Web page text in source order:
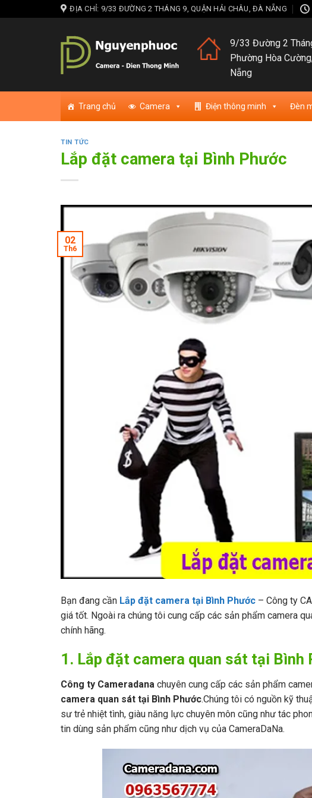
to
ĐỊA CHỈ: 9/33 ĐƯỜNG 2 THÁNG 9, QUẬN HẢI CHÂU, ĐÀ NẴNG
9/33 Đường 2
Phường Hòa
Nẵng
Trang chủ Camera Điện thông minh Đèn
TIN TỨC
Lắp đặt camera tại Bình Phước
02
Th6
Bạn đang cần Lắp đặt camera tại Bình Phước – Công ty
giá tốt. Ngoài ra chúng tôi cung cấp các sản phẩm camera
chính hãng.
1. Lắp đặt camera quan sát tại
Công ty Cameradana chuyên cung cấp các sản phẩm
camera quan sát tại Bình Phước.Chúng tôi có nguồn kỹ
sư trẻ nhiệt tình, giàu năng lực chuyên môn cũng như tác
tin dùng sản phẩm cũng như dịch vụ của CameraDaNa.